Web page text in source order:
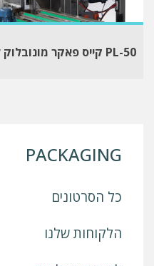
PL-50 קייס פאקר מונובלוק לאריזה בקרטון RSC
PACKAGING
כל הסרטונים
הלקוחות שלנו